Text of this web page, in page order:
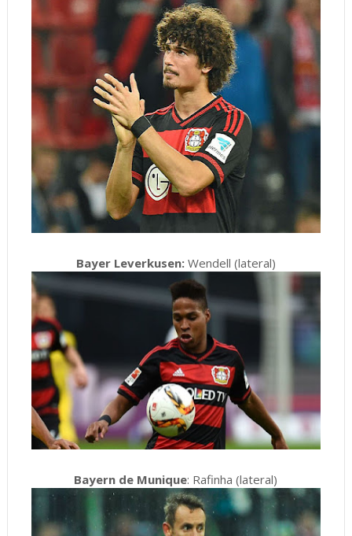
Bayer Leverkusen: Wendell (lateral)
Bayern de Munique: Rafinha (lateral)